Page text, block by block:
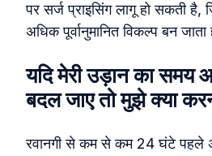
पर सर्ज प्राइसिंग लागू हो सकती
अधिक पूर्वानुमानित विकल्प बन जाता
यदि मेरी उड़ान का समय
बदल जाए तो मुझे क्या
रवानगी से कम से कम 24 घंटे पहले